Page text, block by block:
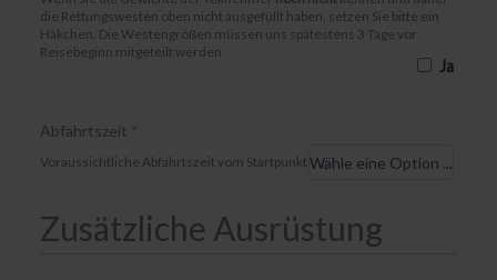
die Rettungswesten oben nicht ausgefüllt haben, setzen Sie bitte ein
Häkchen. Die Westengrößen müssen uns spätestens 3 Tage vor
Reisebeginn mitgeteilt werden
Ja
Abfahrtszeit *
Voraussichtliche Abfahrtszeit vom Startpunkt
Zusätzliche Ausrüstung